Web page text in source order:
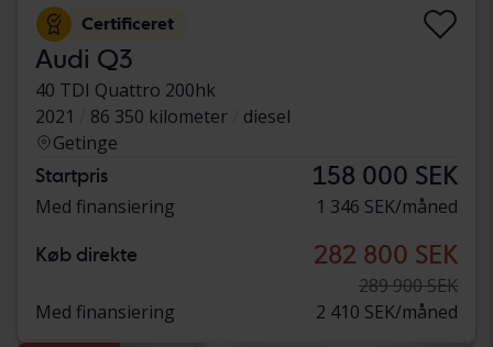
Certificeret
Audi Q3
40 TDI Quattro 200hk
2021
86 350 kilometer
diesel
Getinge
Startpris 158 000 SEK
Med finansiering 1 346 SEK/måned
Køb direkte 282 800 SEK
289 900 SEK
Med finansiering
2 410 SEK/måned